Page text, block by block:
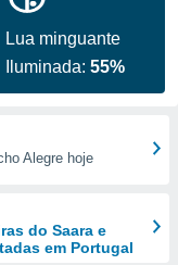
Lua minguante
Iluminada:55%
Alegre hoje
do Saara e
em Portugal